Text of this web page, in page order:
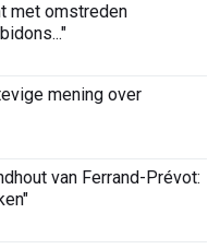
met omstreden
mening over
van Ferrand-Prévot: